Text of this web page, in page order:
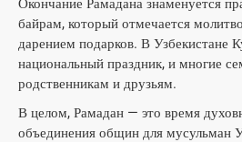
Окончание Рамадана знаменуется
байрам, который отмечается
дарением подарков. В Узбекистане
национальный праздник, и многие
родственникам и друзьям.
В целом, Рамадан — это время
объединения общин для мусульман